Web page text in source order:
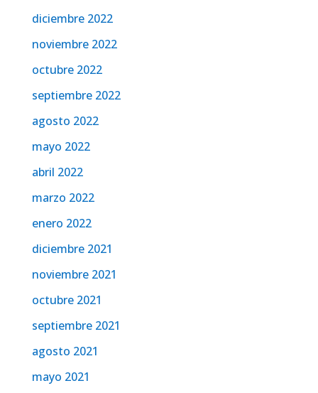
diciembre 2022
noviembre 2022
octubre 2022
septiembre 2022
agosto 2022
mayo 2022
abril 2022
marzo 2022
enero 2022
diciembre 2021
noviembre 2021
octubre 2021
septiembre 2021
agosto 2021
mayo 2021